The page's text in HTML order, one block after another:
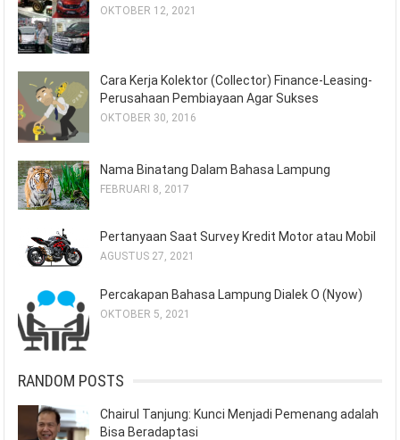
OKTOBER 12, 2021
Cara Kerja Kolektor (Collector) Finance-Leasing-
Perusahaan Pembiayaan Agar Sukses
OKTOBER 30, 2016
Nama Binatang Dalam Bahasa Lampung
FEBRUARI 8, 2017
Pertanyaan Saat Survey Kredit Motor atau Mobil
AGUSTUS 27, 2021
Percakapan Bahasa Lampung Dialek O (Nyow)
OKTOBER 5, 2021
RANDOM POSTS
Chairul Tanjung: Kunci Menjadi Pemenang adalah
Bisa Beradaptasi